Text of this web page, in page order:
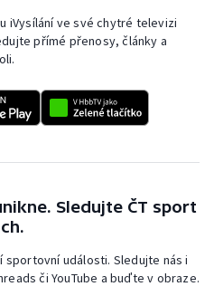
iVysílání ve své chytré televizi
přímé přenosy, články a
Sledujte ČT sport
události. Sledujte nás i
či YouTube a buďte v obraze.